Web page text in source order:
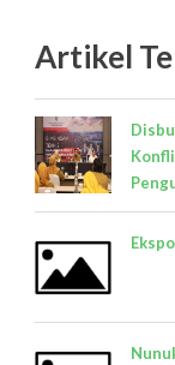
Artikel